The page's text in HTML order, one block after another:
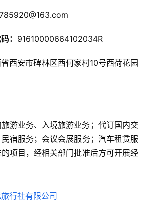
： 91610000664102034R
西安市碑林区西何家村10号西荷花园
旅游业务、入境旅游业务；代订国内交
宿服务；会议会展服务；汽车租赁服
项目，经相关部门批准后方可开展经